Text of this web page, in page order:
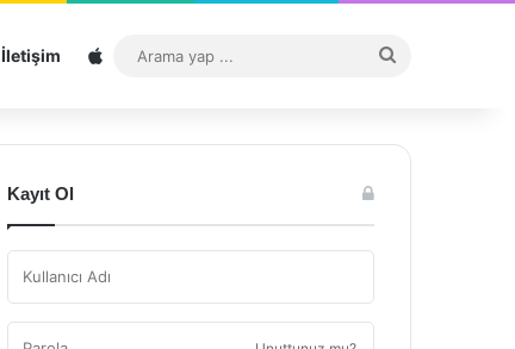
İletişim Sitemap
...
Kayıt Ol